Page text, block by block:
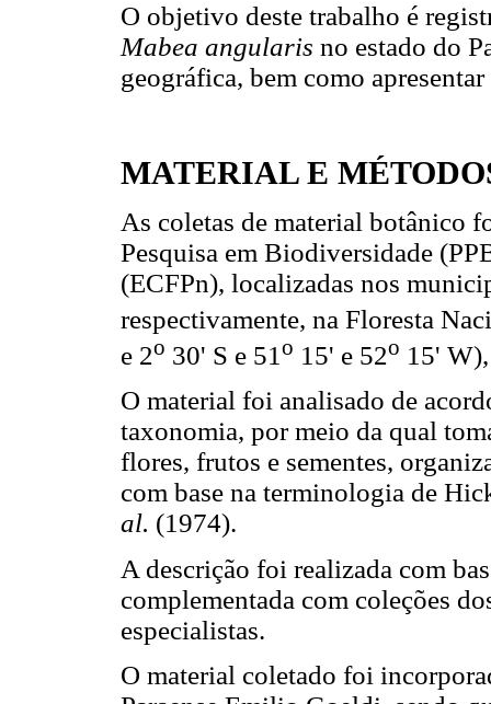
O objetivo deste trabalho é
Mabea angularis no estado do
geográfica, bem como
MATERIAL E
As coletas de material botânico
Pesquisa em Biodiversidade
(ECFPn), localizadas nos
respectivamente, na Floresta
e 2o 30' S e 51 o 15' e 52o 15'
O material foi analisado de
taxonomia, por meio da qual
flores, frutos e sementes,
com base na terminologia de
al. (1974).
A descrição foi realizada com
complementada com coleções
especialistas.
O material coletado foi